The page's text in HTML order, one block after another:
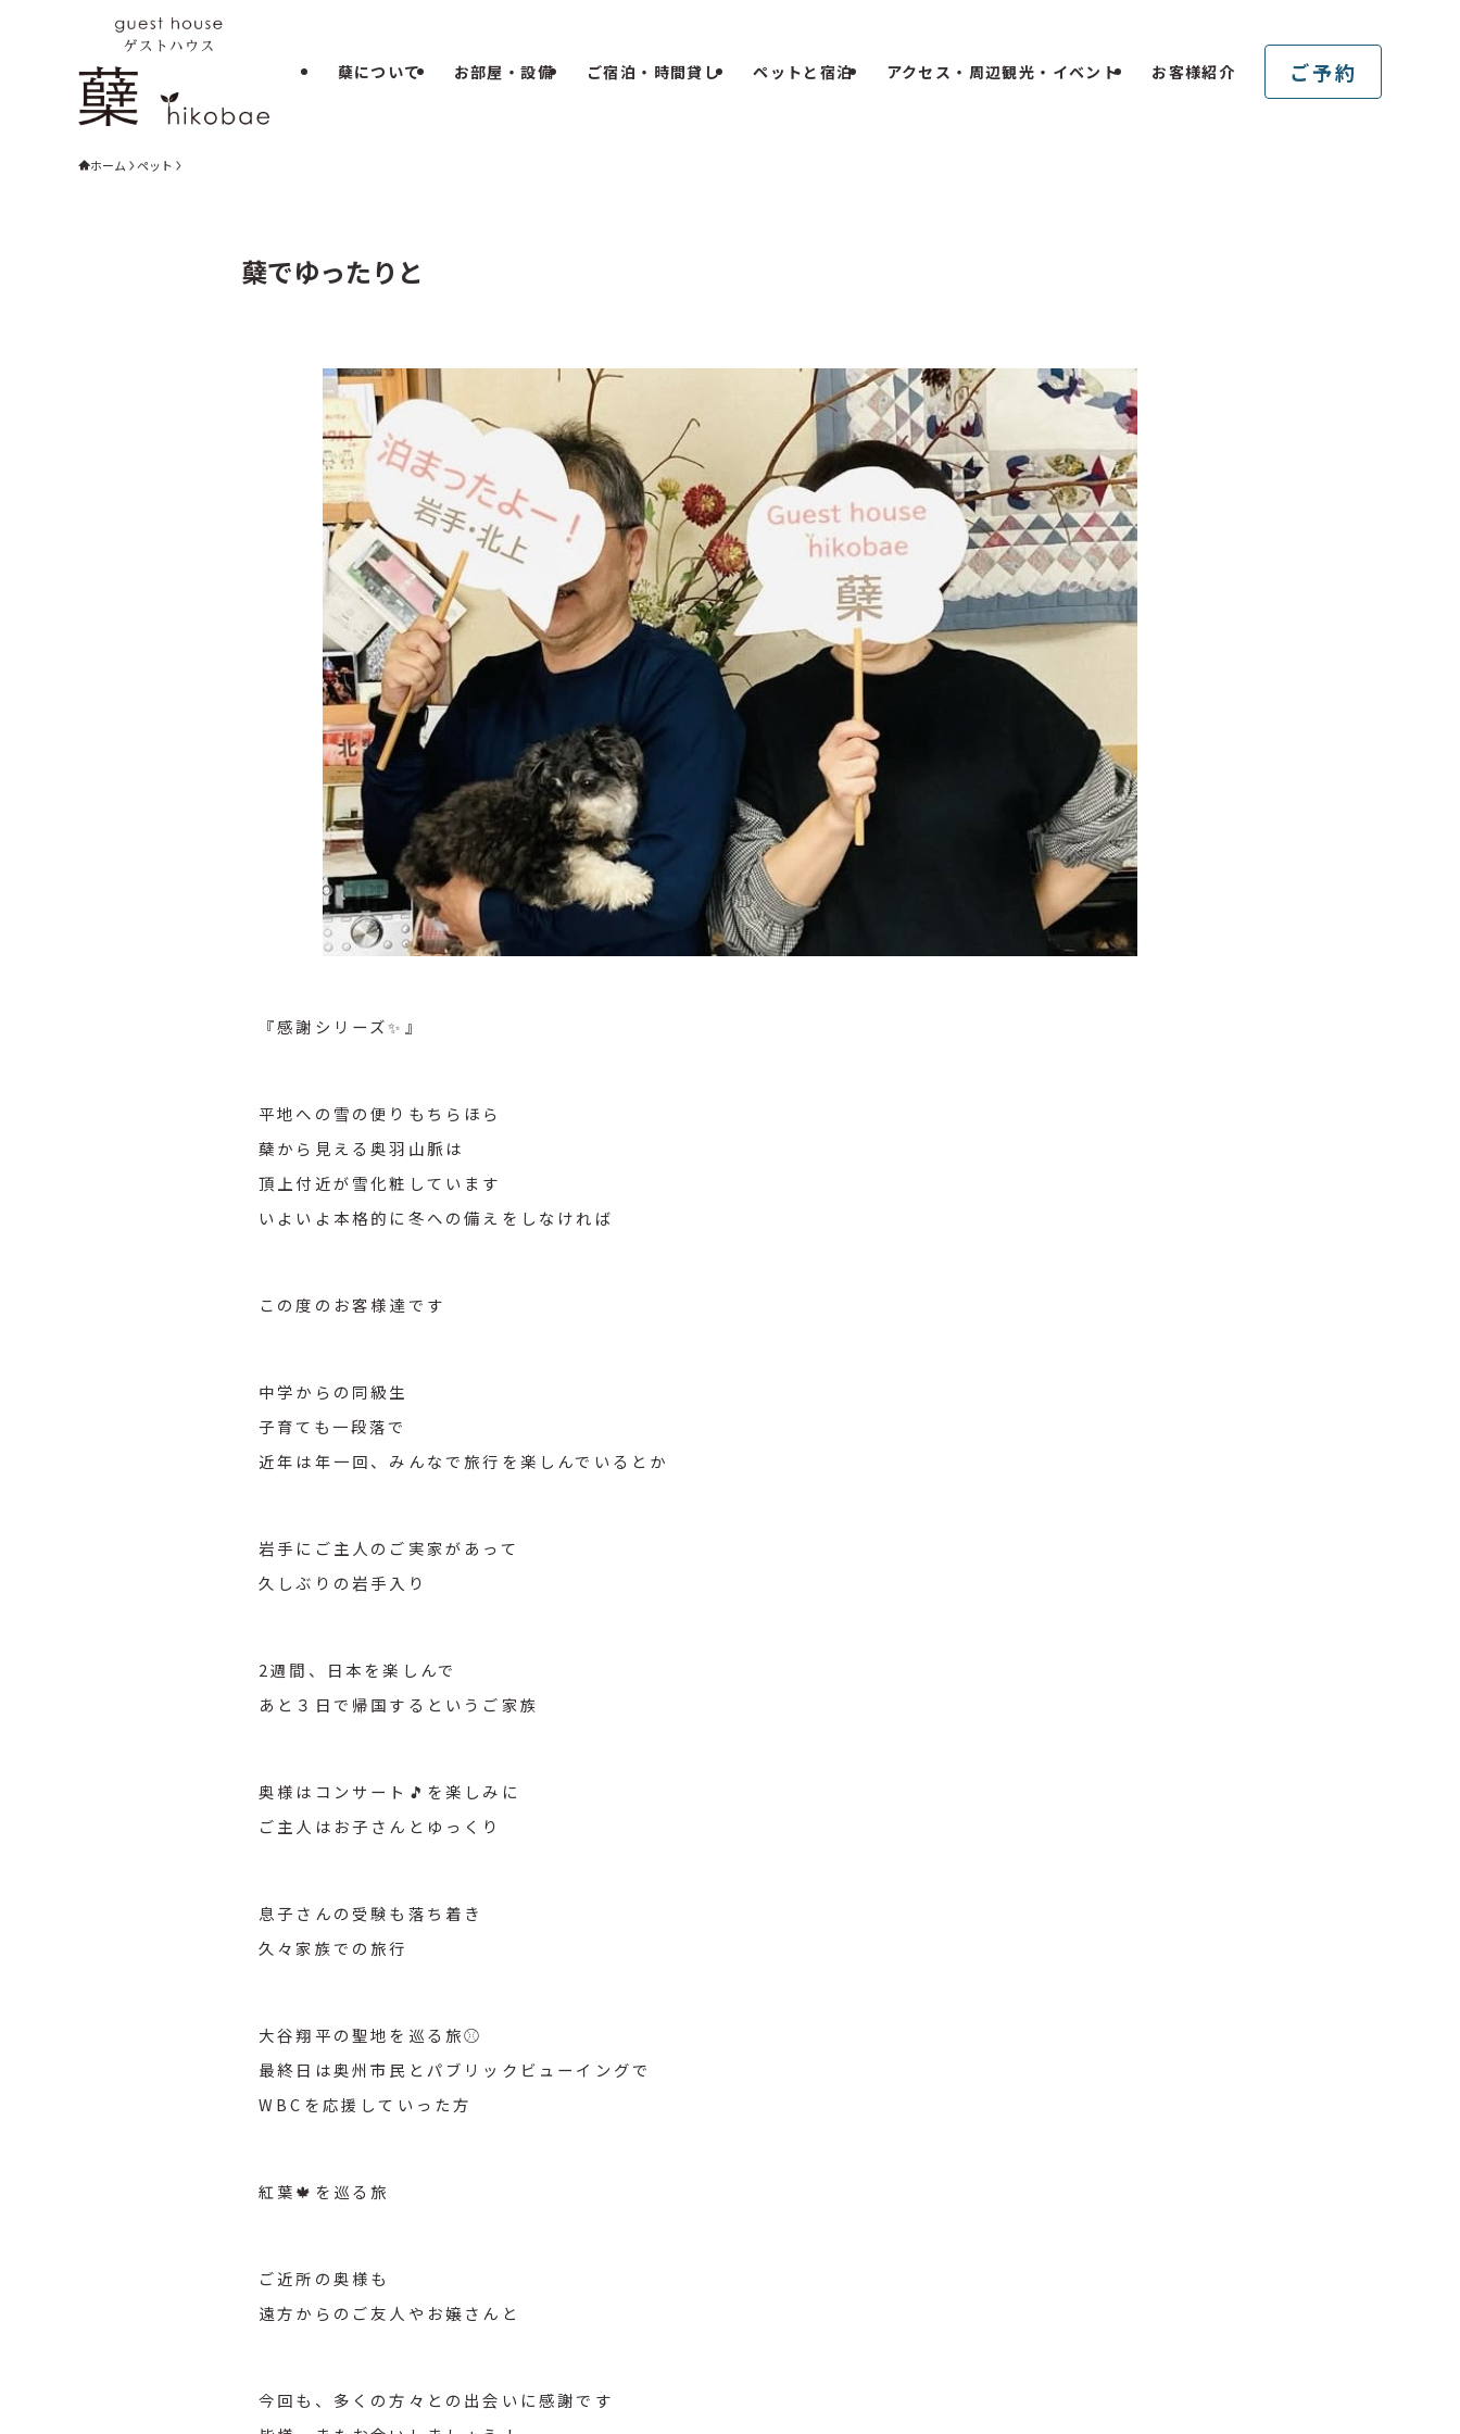
蘖について お部屋・設備 ご宿泊・時間貸し ペットと宿泊 アクセス・周辺観光・イベント お客様紹介 ご予約
ホーム ペット
蘖でゆったりと
『感謝シリーズ✨』
平地への雪の便りもちらほら
蘖から見える奥羽山脈は
頂上付近が雪化粧しています
いよいよ本格的に冬への備えをしなければ
この度のお客様達です
中学からの同級生
子育ても一段落で
近年は年一回、みんなで旅行を楽しんでいるとか
岩手にご主人のご実家があって
久しぶりの岩手入り
2週間、日本を楽しんで
あと３日で帰国するというご家族
奥様はコンサート🎵を楽しみに
ご主人はお子さんとゆっくり
息子さんの受験も落ち着き
久々家族での旅行
大谷翔平の聖地を巡る旅⚾️
最終日は奥州市民とパブリックビューイングで
WBCを応援していった方
紅葉🍁を巡る旅
ご近所の奥様も
遠方からのご友人やお嬢さんと
今回も、多くの方々との出会いに感謝です